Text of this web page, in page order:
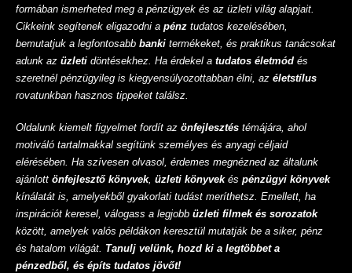
formában ismerheted meg a pénzügyek és az üzleti világ alapjait.
Cikkeink segítenek eligazodni a pénz tudatos kezelésében,
bemutatjuk a legfontosabb banki termékeket, és praktikus tanácsokat
adunk az üzleti döntésekhez. Ha érdekel a tudatos életmód és
szeretnél pénzügyileg is kiegyensúlyozottabban élni, az életstílus
rovatunkban hasznos tippeket találsz.
Oldalunk kiemelt figyelmet fordít az önfejlesztés témájára, ahol
motiváló tartalmakkal segítünk személyes és anyagi céljaid
elérésében. Ha szívesen olvasol, érdemes megnézned az általunk
ajánlott önfejlesztő könyvek, üzleti könyvekés pénzügyi könyvek
kínálatát is, amelyekből gyakorlati tudást meríthetsz. Emellett, ha
inspirációt keresel, válogass a legjobb üzleti filmek és sorozatok
között, amelyek valós példákon keresztül mutatják be a siker, pénz
és hatalom világát. Tanulj velünk, hozd ki a legtöbbet a
pénzedből, és építs tudatos jövőt!